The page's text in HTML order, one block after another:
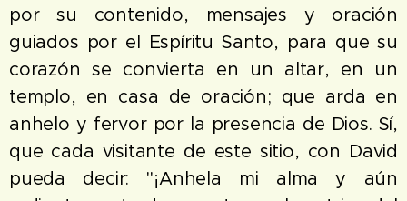
por su contenido, mensajes y oración
guiados por el Espíritu Santo, para que su
corazón se convierta en un altar, en un
templo, en casa de oración; que arda en
anhelo y fervor por la presencia de Dios. Sí,
que cada visitante de este sitio, con David
pueda decir: "¡Anhela mi alma y aún